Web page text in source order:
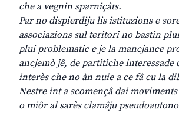
che a vegnin sparniçâts.
Par no dispierdiju lis istituzions e
associazions sul teritori no bastin
plui problematic e je la mancjance
ancjemò jê, de partitiche interessade
interès che no àn nuie a ce fâ cu la
Nestre int a scomençâ dai
o miôr al sarès clamâju